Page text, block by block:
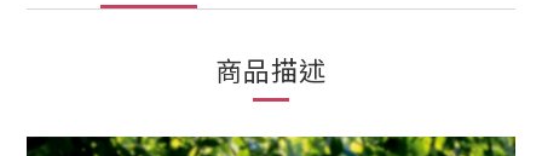
商品描述